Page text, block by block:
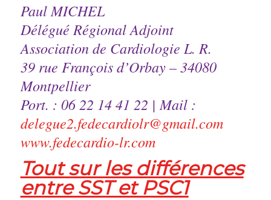
Paul MICHEL
Délégué Régional Adjoint
Association de Cardiologie L. R.
39 rue François d’Orbay – 34080
Montpellier
Port. : 06 22 14 41 22 | Mail :
delegue2.fedecardiolr@gmail.com
www.fedecardio-lr.com
Tout sur les différences
entre SST et PSC1